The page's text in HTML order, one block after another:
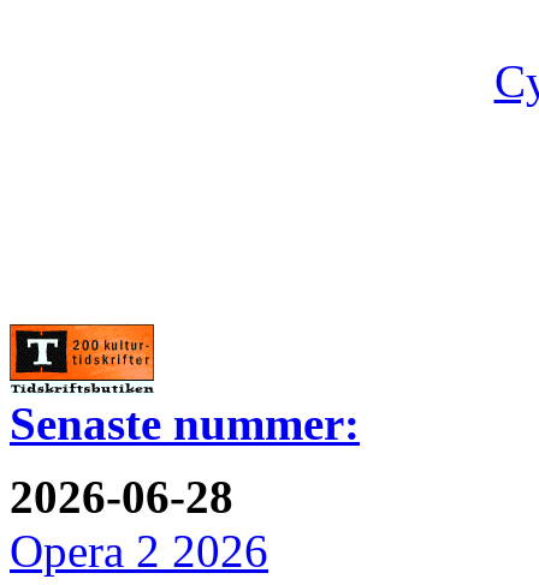
Senaste nummer:
2026-06-28
Opera 2 2026